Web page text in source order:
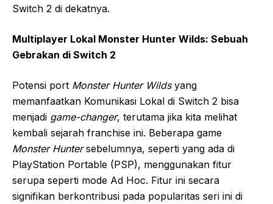
Switch 2 di dekatnya.
Multiplayer Lokal Monster Hunter Wilds: Sebuah
Gebrakan di Switch 2
Potensi port Monster Hunter Wildsyang
memanfaatkan Komunikasi Lokal di Switch 2 bisa
menjadi game-changer, terutama jika kita melihat
kembali sejarah franchise ini. Beberapa game
Monster Huntersebelumnya, seperti yang ada di
PlayStation Portable (PSP), menggunakan fitur
serupa seperti mode Ad Hoc. Fitur ini secara
signifikan berkontribusi pada popularitas seri ini di